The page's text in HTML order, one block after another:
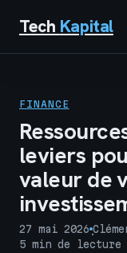
Tech Kapital
BUSINESS
MARKETING
TECH
FINANCE
leviers
valeur de
27 mai 2026
·
5 min de lecture